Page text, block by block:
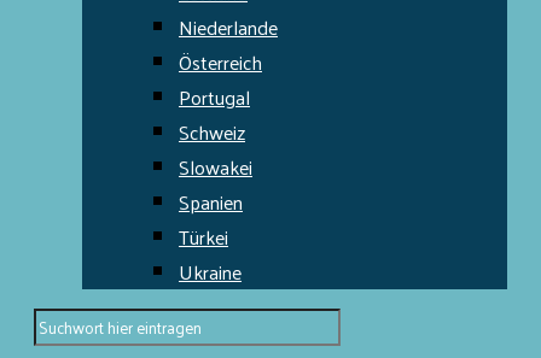
Niederlande
Österreich
Portugal
Schweiz
Slowakei
Spanien
Türkei
Ukraine